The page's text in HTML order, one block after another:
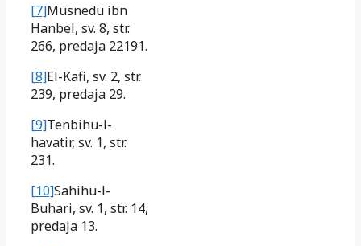
[7]Musnedu ibn
Hanbel, sv. 8, str.
266, predaja 22191.
[8]El-Kafi, sv. 2, str.
239, predaja 29.
[9]Tenbihu-l-
havatir, sv. 1, str.
231.
[10]Sahihu-l-
Buhari, sv. 1, str. 14,
predaja 13.